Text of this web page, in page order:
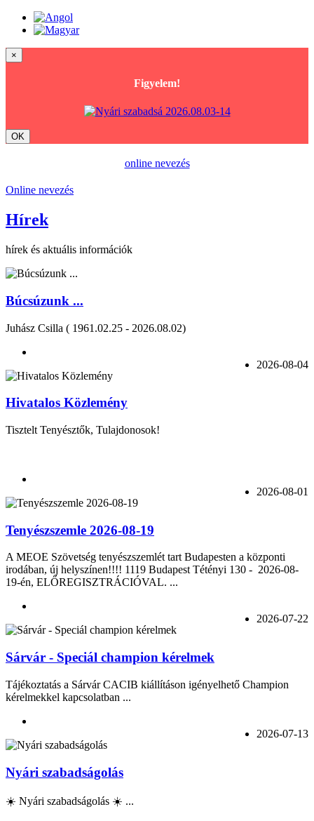
×
Figyelem!
OK
online nevezés
Online nevezés
Hírek
hírek és aktuális információk
Búcsúzunk ...
Juhász Csilla ( 1961.02.25 - 2026.08.02)
2026-08-04
Hivatalos Közlemény
Tisztelt Tenyésztők, Tulajdonosok!
2026-08-01
Tenyészszemle 2026-08-19
A MEOE Szövetség tenyészszemlét tart Budapesten a központi
irodában, új helyszínen!!!! 1119 Budapest Tétényi 130 - 2026-08-
19-én, ELŐREGISZTRÁCIÓVAL. ...
2026-07-22
Sárvár - Speciál champion kérelmek
Tájékoztatás a Sárvár CACIB kiállításon igényelhető Champion
kérelmekkel kapcsolatban ...
2026-07-13
Nyári szabadságolás
☀️ Nyári szabadságolás ☀️ ...